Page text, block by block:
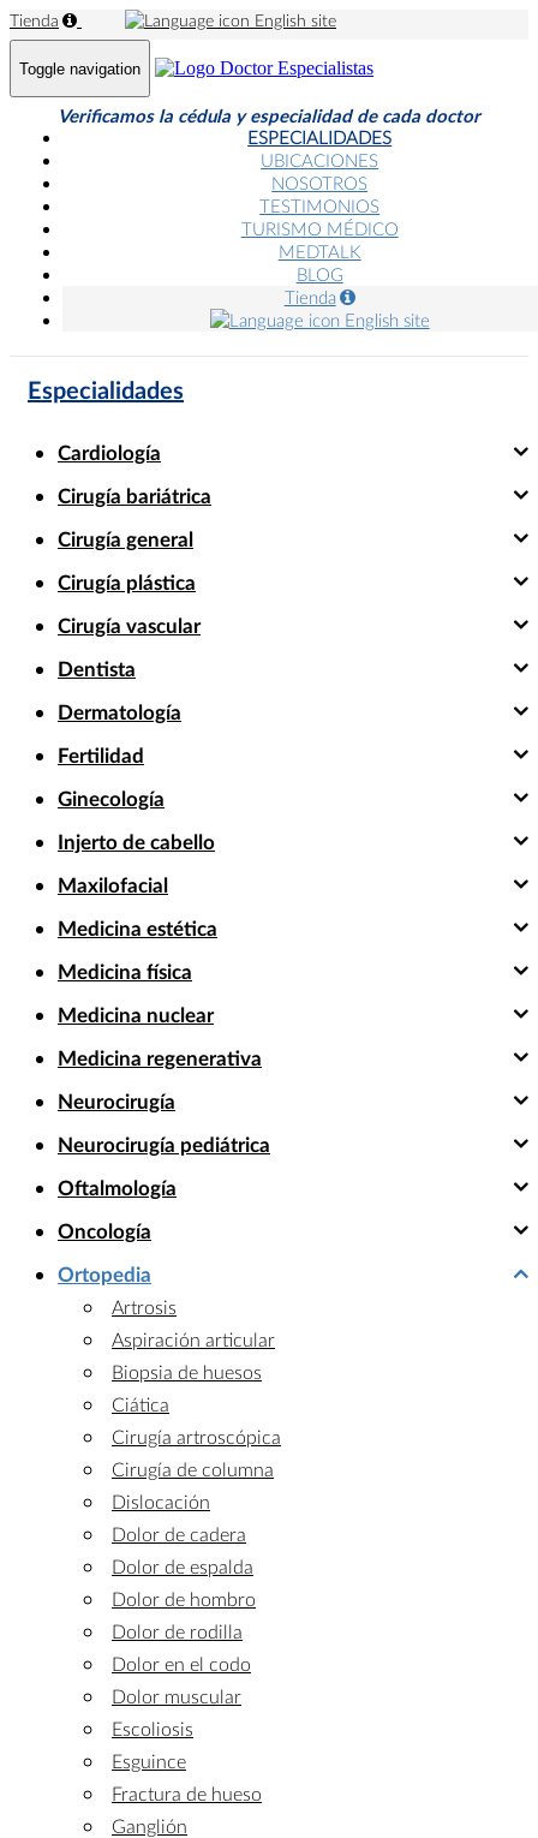
Tienda English site
Toggle navigation
Verificamos la cédula y especialidad de cada doctor
ESPECIALIDADES
UBICACIONES
NOSOTROS
TESTIMONIOS
TURISMO MÉDICO
MEDTALK
BLOG
Tienda
English site
Especialidades
Cardiología
Cirugía bariátrica
Cirugía general
Cirugía plástica
Cirugía vascular
Dentista
Dermatología
Fertilidad
Ginecología
Injerto de cabello
Maxilofacial
Medicina estética
Medicina física
Medicina nuclear
Medicina regenerativa
Neurocirugía
Neurocirugía pediátrica
Oftalmología
Oncología
Ortopedia
Artrosis
Aspiración articular
Biopsia de huesos
Ciática
Cirugía artroscópica
Cirugía de columna
Dislocación
Dolor de cadera
Dolor de espalda
Dolor de hombro
Dolor de rodilla
Dolor en el codo
Dolor muscular
Escoliosis
Esguince
Fractura de hueso
Ganglión